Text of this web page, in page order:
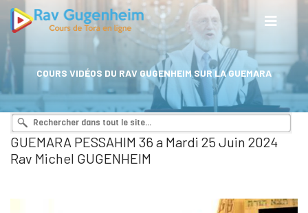
COURS VIDÉOS DU RAV GUGENHEIM SUR LA GUEMARA
GUEMARA PESSAHIM 36 a Mardi 25 Juin 2024
Rav Michel GUGENHEIM